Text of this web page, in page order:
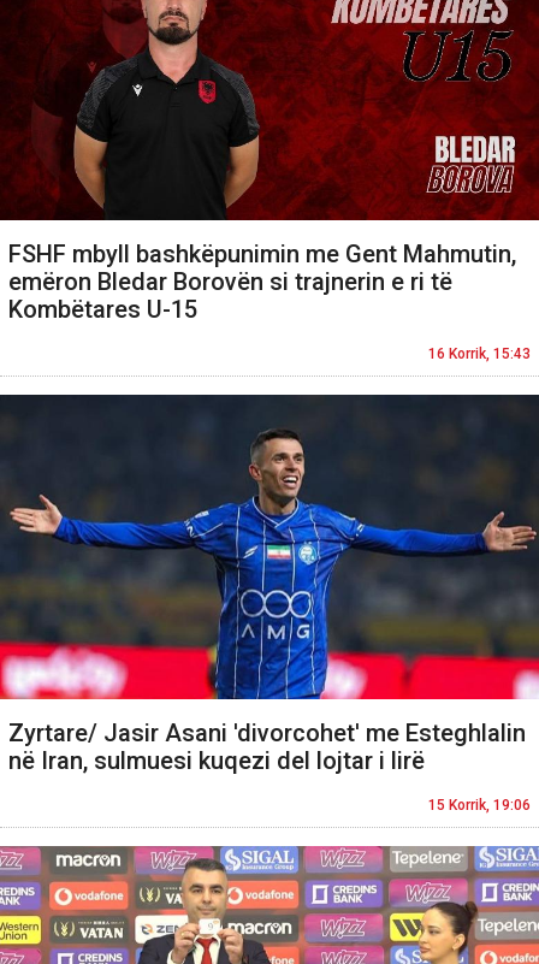
FSHF mbyll bashkëpunimin me Gent Mahmutin,
emëron Bledar Borovën si trajnerin e ri të
Kombëtares U-15
16 Korrik, 15:43
Zyrtare/ Jasir Asani 'divorcohet' me Esteghlalin
në Iran, sulmuesi kuqezi del lojtar i lirë
15 Korrik, 19:06